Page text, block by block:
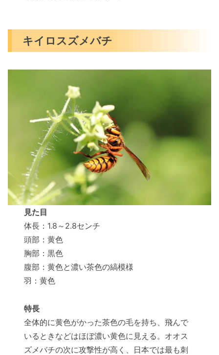
キイロスズメバチ
見た目
体長：1.8～2.8センチ
頭部：黄色
胸部：黒色
腹部：黄色と濃い茶色の縞模様
羽：黄色
特長
全体的に黄色がかった茶色の毛を持ち、飛んで
いるときなどはほぼ濃い黄色に見える。オオス
ズメバチの次に攻撃性が高く、日本では最も刺